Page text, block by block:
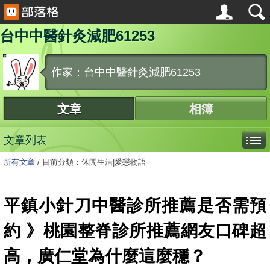
台中中醫針灸減肥61253
作家：台中中醫針灸減肥61253
文章 相簿
文章列表
所有文章 / 目前分類：休閒生活|愛戀物語
平鎮小針刀中醫診所推薦是否需預
約 》桃園整脊診所推薦網友口碑超
高，廣仁堂為什麼這麼穩？